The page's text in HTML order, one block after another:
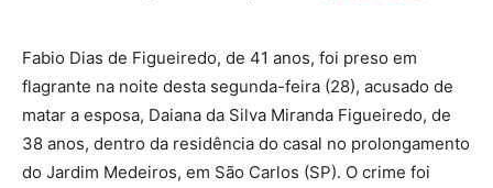
Fabio Dias de Figueiredo, de 41 anos, foi preso em
flagrante na noite desta segunda-feira (28), acusado de
matar a esposa, Daiana da Silva Miranda Figueiredo, de
38 anos, dentro da residência do casal no prolongamento
do Jardim Medeiros, em São Carlos (SP). O crime foi